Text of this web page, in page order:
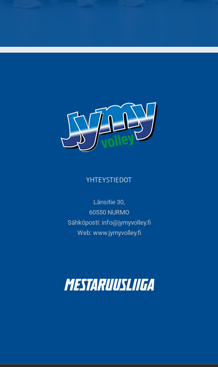
YHTEYSTIEDOT
Länsitie 30,
60550 NURMO
Sähköposti: info@jymyvolley.fi
Web: www.jymyvolley.fi